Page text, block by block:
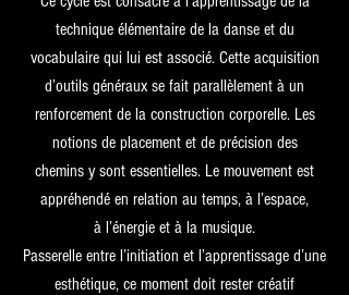
technique élémentaire de la danse et du
vocabulaire qui lui est associé. Cette acquisition
d’outils généraux se fait parallèlement à un
renforcement de la construction corporelle. Les
notions de placement et de précision des
chemins y sont essentielles. Le mouvement est
appréhendé en relation au temps, à l’espace,
à l’énergie et à la musique.
Passerelle entre l’initiation et l’apprentissage d’une
esthétique, ce moment doit rester créatif